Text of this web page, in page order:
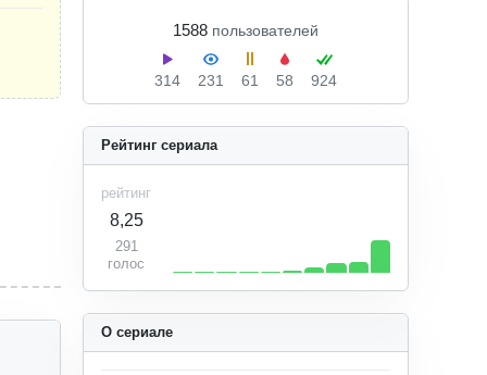
1588 пользователей
314 231 61 58 924
О сериале
Рейтинг сериала
рейтинг
8,25
291
голос